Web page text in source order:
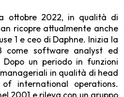
ottobre 2022, in qualità di
ricopre attualmente anche
1 e ceo di Daphne. Inizia la
come software analyst ed
Dopo un periodo in funzioni
in qualità di head
international operations.